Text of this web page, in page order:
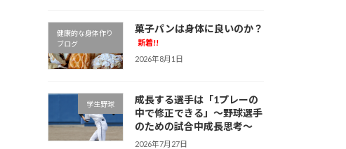
健康的な身体作り
ブログ
菓子パンは身体に良いのか？
新着!!
2026年8月1日
学生野球
成長する選手は「1プレーの
中で修正できる」～野球選手
のための試合中成長思考～
2026年7月27日